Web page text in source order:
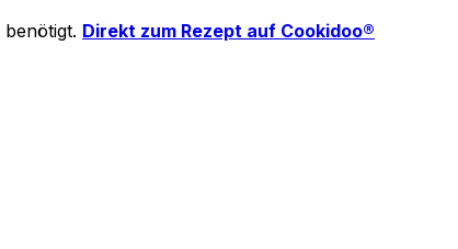
benötigt. Direkt zum Rezept auf Cookidoo®